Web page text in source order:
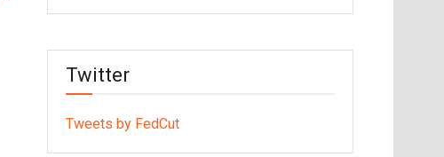
Twitter
Tweets by FedCut